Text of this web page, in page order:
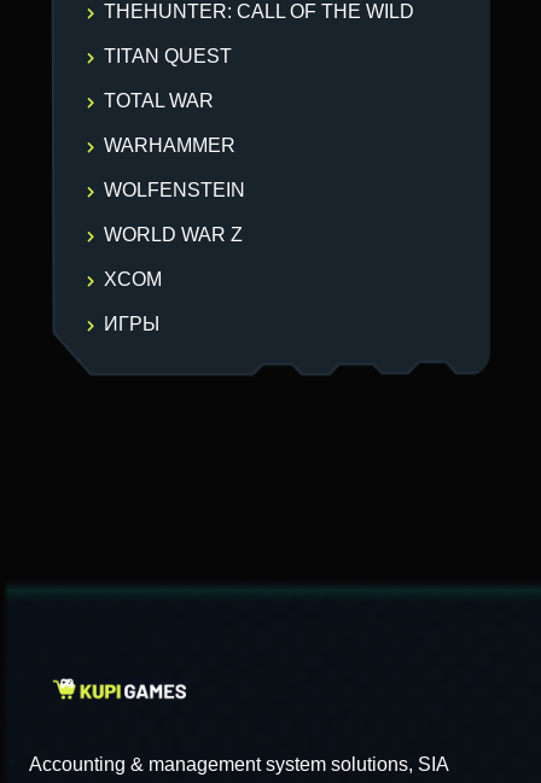
THEHUNTER: CALL OF THE WILD
TITAN QUEST
TOTAL WAR
WARHAMMER
WOLFENSTEIN
WORLD WAR Z
XCOM
ИГРЫ
Accounting & management system solutions, SIA